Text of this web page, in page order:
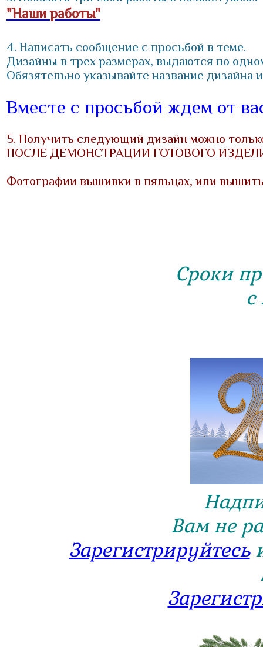
"Наши работы"
4. Написать сообщение с просьбой в теме.
Дизайны в трех размерах, выдаются по
Обязятельно указывайте название
Вместе с просьбой ждем от
5. Получить следующий дизайн можно
ПОСЛЕ ДЕМОНСТРАЦИИ ГОТОВОГО
Фотографии вышивки в пяльцах, или
Сроки
с
Вам не
Зарегистрируйтесь